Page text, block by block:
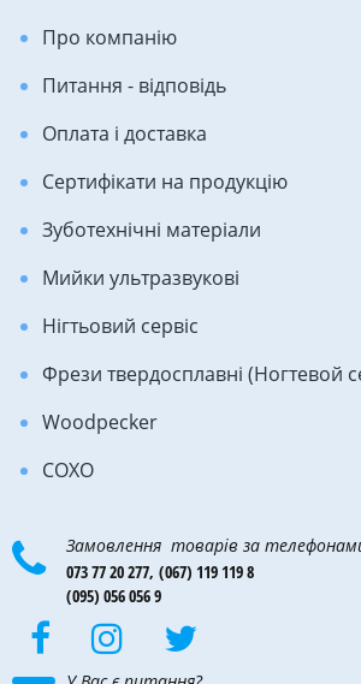
Про компанію
Питання - відповідь
Оплата і доставка
Сертифікати на продукцію
Зуботехнічні матеріали
Мийки ультразвукові
Нігтьовий сервіс
Фрези твердосплавні (Ногтевой
Woodpecker
COXO
Замовлення товарів за
073 77 20 277, (067) 119 119 8
(095) 056 056 9